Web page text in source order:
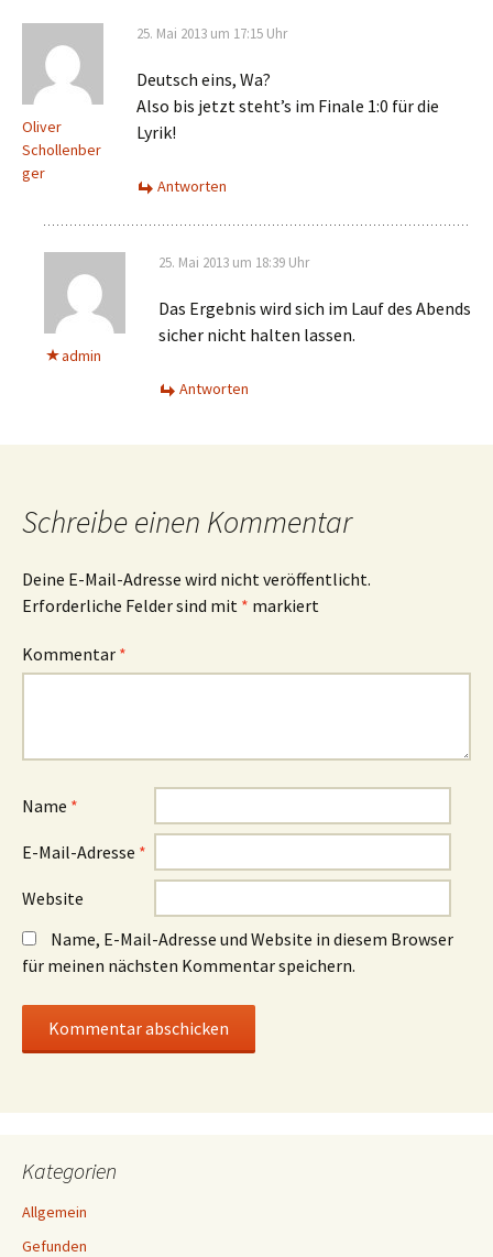
Oliver
Schollenber
ger
25. Mai 2013 um 17:15 Uhr
Deutsch eins, Wa?
Also bis jetzt steht’s im Finale 1:0 für die
Lyrik!
Antworten
admin
25. Mai 2013 um 18:39 Uhr
Das Ergebnis wird sich im Lauf des Abends
sicher nicht halten lassen.
Antworten
Schreibe einen Kommentar
Deine E-Mail-Adresse wird nicht veröffentlicht.
Erforderliche Felder sind mit * markiert
Kommentar *
Name *
E-Mail-Adresse *
Website
Name, E-Mail-Adresse und Website in diesem Browser
für meinen nächsten Kommentar speichern.
Kategorien
Allgemein
Gefunden